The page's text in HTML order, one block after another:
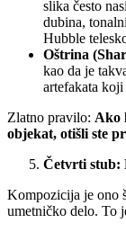
slika često
dubina,
Hubble
Oštrina
kao da je
artefakata
Zlatno pravilo: Ako
objekat, otišli ste
Četvrti stub:
Kompozicija je ono
umetničko delo. To